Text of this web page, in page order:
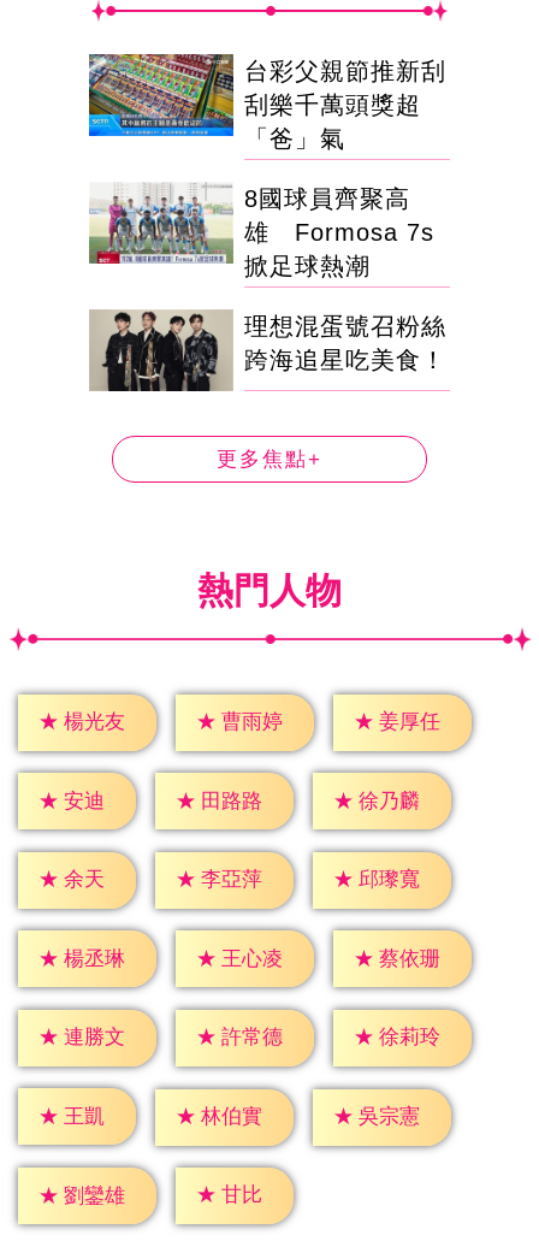
台彩父親節推新刮
刮樂千萬頭獎超
「爸」氣
8國球員齊聚高
雄 Formosa 7s
掀足球熱潮
理想混蛋號召粉絲
跨海追星吃美食！
更多焦點+
熱門人物
★ 楊光友 ★ 曹雨婷 ★ 姜厚任
★ 安迪 ★ 田路路 ★ 徐乃麟
★ 余天 ★ 李亞萍 ★ 邱瓈寬
★ 楊丞琳 ★ 王心凌 ★ 蔡依珊
★ 連勝文 ★ 許常德 ★ 徐莉玲
★ 王凱 ★ 林伯實 ★ 吳宗憲
★ 劉鑾雄 ★ 甘比